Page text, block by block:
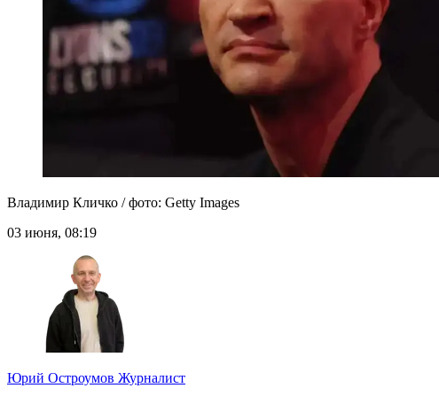
Владимир Кличко / фото: Getty Images
03 июня, 08:19
Юрий Остроумов Журналист